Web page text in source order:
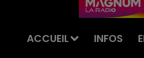
ACCUEIL INFOS